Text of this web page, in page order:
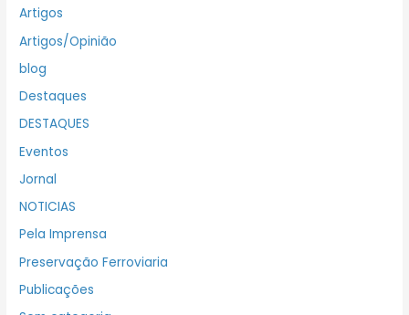
Artigos
Artigos/Opinião
blog
Destaques
DESTAQUES
Eventos
Jornal
NOTICIAS
Pela Imprensa
Preservação Ferroviaria
Publicações